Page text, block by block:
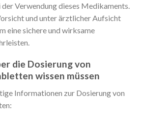
Verwendung dieses Medikaments.
und unter ärztlicher Aufsicht
eine sichere und wirksame
die Dosierung von
wissen müssen
Informationen zur Dosierung von